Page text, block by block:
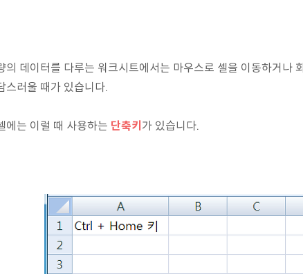
의 데이터를 다루는 워크시트에서는 마우스로 셀을 이동하거
스러울 때가 있습니다.
에는 이럴 때 사용하는 단축키 가 있습니다.